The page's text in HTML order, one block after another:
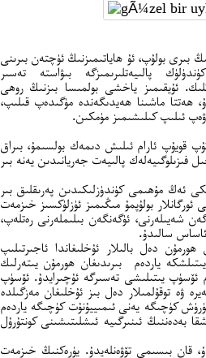
بىرى بولۇپ، ئۇ ھاياتىمىزنىڭ ئۈچتەن بىرىنى
پالىيەتلىرىمىزگە بىۋاستە تەسىر
ئۇيقىمىز ياخشى بولمىسا بىزنىڭ روھى
ھەتتا ماشىنا ھەيدىگەندە مۈگىدەپ قىلىپ،
ئىلىپ كىلىشىمىز مۈمكىن.
قويۇپ ئارام ئىلىش دىمەك بولسىمۇ، بىراق
فىزىلوگىيەلەك پالىيەت جەريانىدىن يەنە بىر
ئەڭ مۇھىمى كۈندۈزلىكىدىن پەرىقلىق بىر
بولۇپمۇ مىڭىمىز ئۈزلۈكسىز خىزمەت
شەيىلەرنى، ئۈگەنگەن بىلىملەرنى رەتلەپ،
ئاساس سالىدۇ.
دەل بالىلار ئۇخلىغاندا ئاجىرتىلىپ
ياردەم بىرىدىغان ھورمۇن يىتەرلىك
ئۆسۈپ يىتىلىشى تەسىرگە ئۇچىرايدۇ. ئۆسۈپ
ۋە توقۇلمىلار دەل بىز ئۇخلىغان مەزگىلدە
كۈچىگە يەنى ئىمىييۇنۇت كۈچىگە ياردەم
بەدەننىڭ ئىنىرگىيە ئىشلىتىشىنى كونتۇرۇل
قان بىسىمى تۆۋەنلەيدۇ. يۈرەكنىڭ خىزمەت